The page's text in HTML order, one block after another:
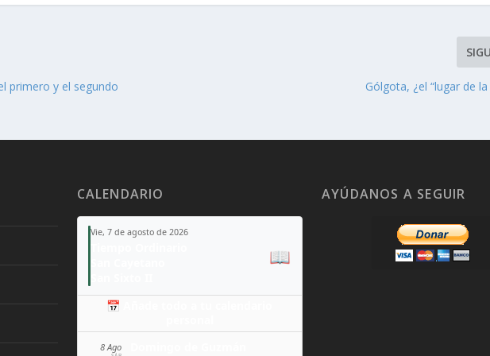
primero y el segundo
Gólgota, ¿el “lugar de la
CALENDARIO
Vie, 7 de agosto de 2026
📖
📅 Añade todo a tu calendario
8 Ago
AYÚDANOS A SEGUIR